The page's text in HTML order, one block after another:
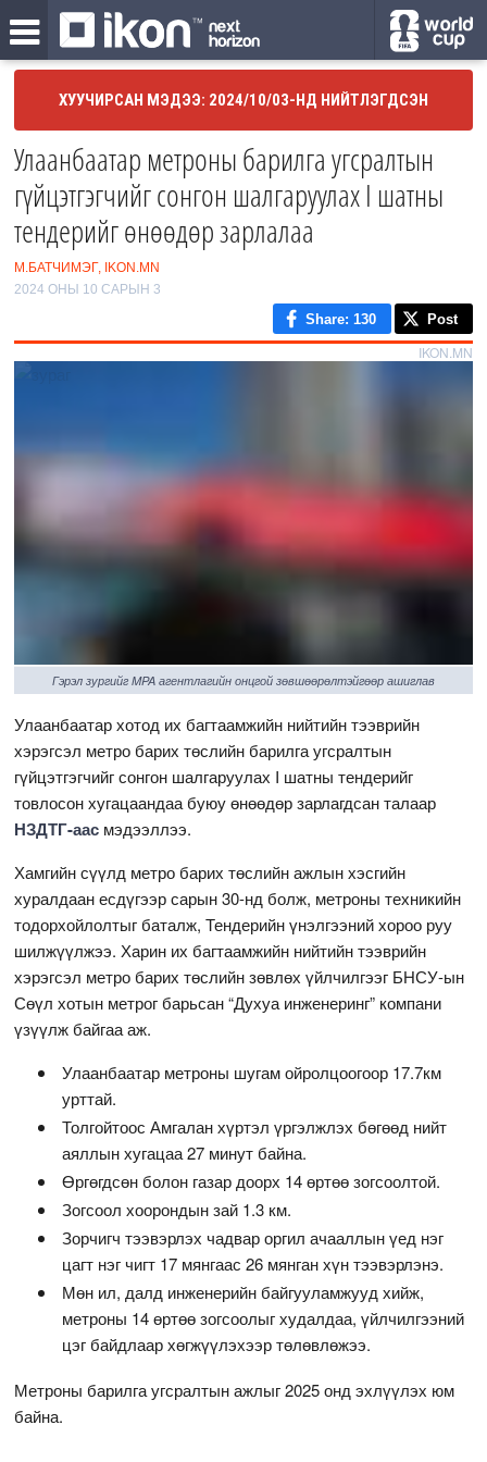
ХУУЧИРСАН МЭДЭЭ: 2024/10/03-НД НИЙТЛЭГДСЭН
Улаанбаатар метроны барилга угсралтын
гүйцэтгэгчийг сонгон шалгаруулах I шатны
тендерийг өнөөдөр зарлалаа
М.БАТЧИМЭГ, IKON.MN
2024 ОНЫ 10 САРЫН 3
Share: 130 Post
IKON.MN
Гэрэл зургийг MPA агентлагийн онцгой зөвшөөрөлтэйгөөр ашиглав
Улаанбаатар хотод их багтаамжийн нийтийн тээврийн
хэрэгсэл метро барих төслийн барилга угсралтын
гүйцэтгэгчийг сонгон шалгаруулах I шатны тендерийг
товлосон хугацаандаа буюу өнөөдөр зарлагдсан талаар
НЗДТГ-аас мэдээллээ.
Хамгийн сүүлд метро барих төслийн ажлын хэсгийн
хуралдаан есдүгээр сарын 30-нд болж, метроны техникийн
тодорхойлолтыг баталж, Тендерийн үнэлгээний хороо руу
шилжүүлжээ. Харин их багтаамжийн нийтийн тээврийн
хэрэгсэл метро барих төслийн зөвлөх үйлчилгээг БНСУ-ын
Сөүл хотын метрог барьсан “Духуа инженеринг” компани
үзүүлж байгаа аж.
Улаанбаатар метроны шугам ойролцоогоор 17.7км
урттай.
Толгойтоос Амгалан хүртэл үргэлжлэх бөгөөд нийт
аяллын хугацаа 27 минут байна.
Өргөгдсөн болон газар доорх 14 өртөө зогсоолтой.
Зогсоол хоорондын зай 1.3 км.
Зорчигч тээвэрлэх чадвар оргил ачааллын үед нэг
цагт нэг чигт 17 мянгаас 26 мянган хүн тээвэрлэнэ.
Мөн ил, далд инженерийн байгууламжууд хийж,
метроны 14 өртөө зогсоолыг худалдаа, үйлчилгээний
цэг байдлаар хөгжүүлэхээр төлөвлөжээ.
Метроны барилга угсралтын ажлыг 2025 онд эхлүүлэх юм
байна.